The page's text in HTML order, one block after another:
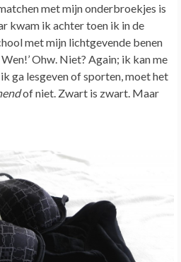
met mijn onderbroekjes is
kwam ik achter toen ik in de
met mijn lichtgevende benen
Ohw. Niet? Again; ik kan me
ga lesgeven of sporten, moet het
of niet. Zwart is zwart. Maar